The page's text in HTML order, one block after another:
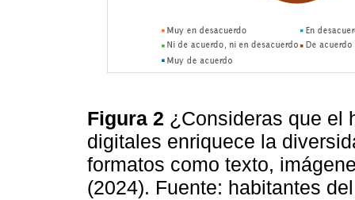
Figura 2 ¿Consideras que el
digitales enriquece la
formatos como texto,
(2024). Fuente: habitantes